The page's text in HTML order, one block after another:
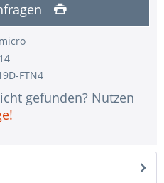
FTN4
gefunden? Nutzen